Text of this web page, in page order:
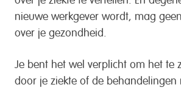
nieuwe werkgever wordt, mag
over je gezondheid.
Je bent het wel verplicht om het te
door je ziekte of de behandelingen